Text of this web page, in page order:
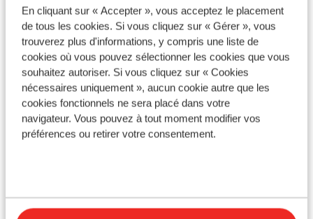
En cliquant sur « Accepter », vous acceptez le placement
de tous les cookies. Si vous cliquez sur « Gérer », vous
trouverez plus d'informations, y compris une liste de
cookies où vous pouvez sélectionner les cookies que vous
souhaitez autoriser. Si vous cliquez sur « Cookies
nécessaires uniquement », aucun cookie autre que les
cookies fonctionnels ne sera placé dans votre
navigateur. Vous pouvez à tout moment modifier vos
préférences ou retirer votre consentement.
Emplacement
Afficher sur la carte
Séparé de la plage par le boulevard
Distance de l'aéroport environ 26 kilomètres